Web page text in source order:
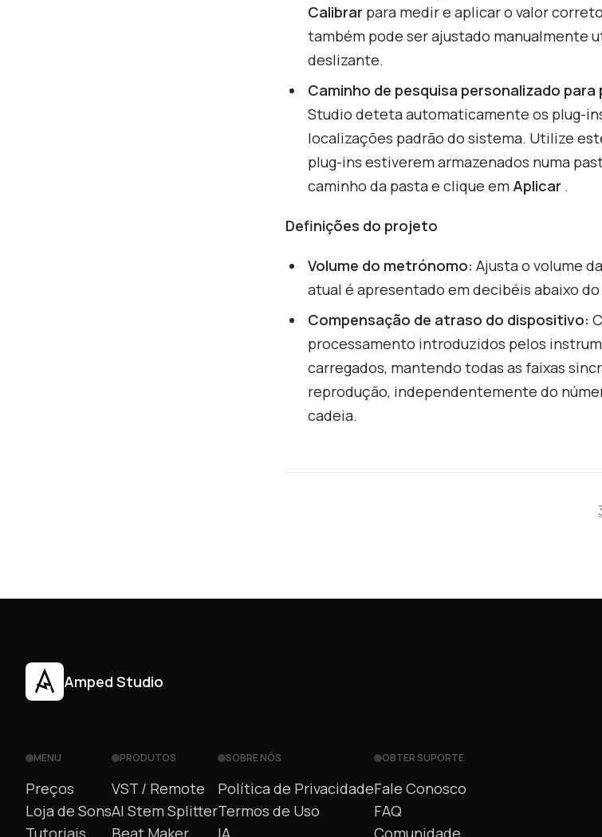
Calibrar para medir e aplicar o valor
também pode ser ajustado manualmente
deslizante.
Caminho de pesquisa personalizado para
Studio deteta automaticamente os plug-
localizações padrão do sistema. Utilize
plug-ins estiverem armazenados numa
caminho da pasta e clique em Aplicar .
Definições do projeto
Volume do metrónomo: Ajusta o volume
atual é apresentado em decibéis abaixo
Compensação de atraso do dispositivo:
processamento introduzidos pelos
carregados, mantendo todas as faixas
reprodução, independentemente do
cadeia.
Amped Studio
MENU
Preços
Loja de Sons
Tutoriais
PRODUTOS
VST / Remote
AI Stem Splitter
Beat Maker
SOBRE NÓS
Política de Privacidade
Termos de Uso
IA
OBTER SUPORTE
Fale Conosco
FAQ
Comunidade